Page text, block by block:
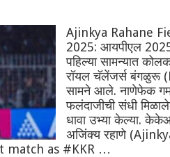
Ajinkya Rahane
2025: आयपीएल
पहिल्या सामन्यात
रॉयल चॅलेंजर्स बंगळुरू
सामने आले. नाणेफेक
फलंदाजीची संधी
धावा उभ्या केल्या.
अजिंक्य रहाणे
match as #KKR …